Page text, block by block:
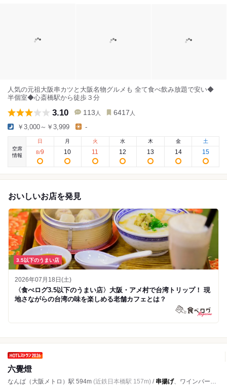
人気の元祖大阪串カツと大阪名物グルメも 全て食べ飲み放題で安い◆
半個室◆心斎橋駅から徒歩３分
3.10 113 人 6417 人
￥3,000～￥3,999 -
空席
情報
日
8/9
月
10
火
11
水
12
木
13
金
14
土
15
おいしいお店を発見
3.5以下のうまい店
2026年07月18日(土)
〈食べログ3.5以下のうまい店〉大阪・アメ村で台湾トリップ！ 現
地さながらの台湾の味を楽しめる老舗カフェとは？
六覺燈
なんば（大阪メトロ）駅 594m (近鉄日本橋駅 157m) / 串揚げ、ワインバー、日本料理